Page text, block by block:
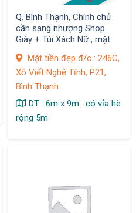
Q. Bình Thạnh, Chính chủ
cần sang nhượng Shop
Giày + Túi Xách Nữ , mặt
Mặt tiền đẹp đ/c : 246C,
Xô Viết Nghệ Tĩnh, P21,
Bình Thạnh
DT : 6m x 9m . có vỉa hè
rộng 5m